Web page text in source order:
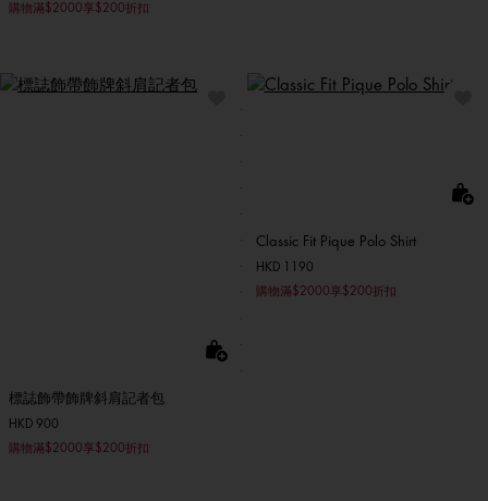
購物滿$2000享$200折扣
標誌飾帶飾牌斜肩記者包
HKD 900
購物滿$2000享$200折扣
Classic Fit Pique Polo Shirt
HKD 1190
購物滿$2000享$200折扣